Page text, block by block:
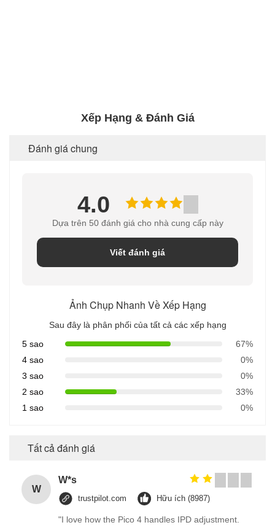
Xếp Hạng & Đánh Giá
Đánh giá chung
4.0
Dựa trên 50 đánh giá cho nhà cung cấp này
Viết đánh giá
Ảnh Chụp Nhanh Về Xếp Hạng
Sau đây là phân phối của tất cả các xếp hạng
5 sao
67%
4 sao
0%
3 sao
0%
2 sao
33%
1 sao
0%
Tất cả đánh giá
W
W*s
trustpilot.com Hữu ích (8987)
"I love how the Pico 4 handles IPD adjustment.